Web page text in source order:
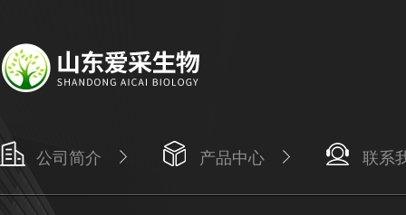
公司简介 产品中心 联系